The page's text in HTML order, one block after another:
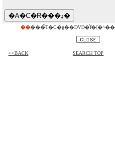
��
<<BACK SEARCH TOP